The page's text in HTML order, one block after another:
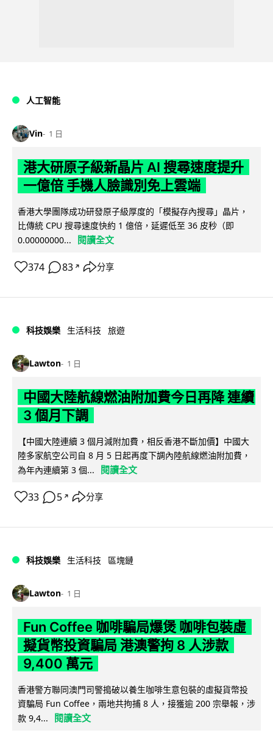
人工智能
Vin 1 日
港大研原子級新晶片 AI 搜尋速度提升
一億倍 手機人臉識別免上雲端
香港大學團隊成功研發原子級厚度的「模擬存內搜尋」晶片，
比傳統 CPU 搜尋速度快約 1 億倍，延遲低至 36 皮秒（即
0.00000000...
閱讀全文
374 83 ↗ 分享
科技娛樂 生活科技 旅遊
Lawton 1 日
中國大陸航線燃油附加費今日再降 連續
3 個月下調
【中國大陸連續 3 個月減附加費，相反香港不斷加價】中國大
陸多家航空公司自 8 月 5 日起再度下調內陸航線燃油附加費，
為年內連續第 3 個...
閱讀全文
33 5 ↗ 分享
科技娛樂 生活科技 區塊鏈
Lawton 1 日
Fun Coffee 咖啡騙局爆煲 咖啡包裝虛
擬貨幣投資騙局 港澳警拘 8 人涉款
9,400 萬元
香港警方聯同澳門司警搗破以養生咖啡生意包裝的虛擬貨幣投
資騙局 Fun Coffee，兩地共拘捕 8 人，接獲逾 200 宗舉報，涉
款 9,4...
閱讀全文